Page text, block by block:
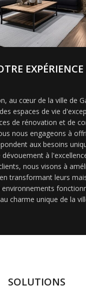
au cœur de la ville de
espaces de vie
de rénovation et de
nous engageons à
aux besoins
dévouement à
nous visons à
transformant leurs
charme unique de la
SOLUTIONS